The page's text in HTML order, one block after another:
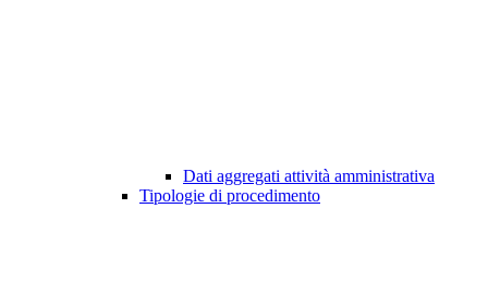
Dati aggregati attività amministrativa
Tipologie di procedimento